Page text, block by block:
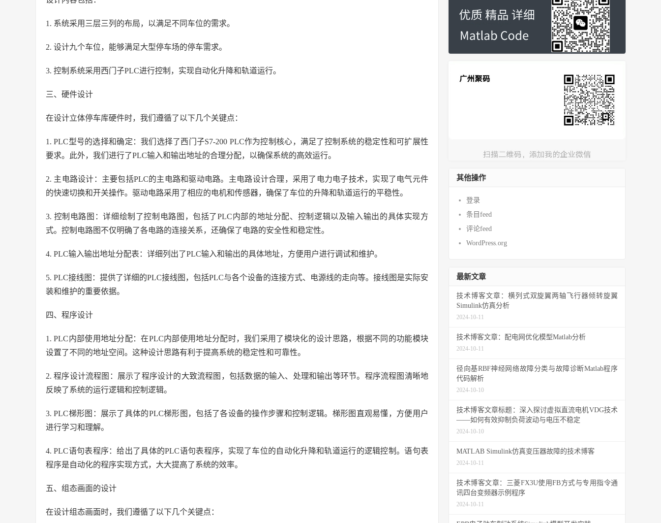
1. 系统采用三层三列的布局，以满足不同车位的需求。
2. 设计九个车位，能够满足大型停车场的停车需求。
3. 控制系统采用西门子PLC进行控制，实现自动化升降和轨道运行。
三、硬件设计
在设计立体停车库硬件时，我们遵循了以下几个关键点：
1. PLC型号的选择和确定：我们选择了西门子S7-200 PLC作为控制核心，满足了控制系统的稳定性和可扩展性
要求。此外，我们进行了PLC输入和输出地址的合理分配，以确保系统的高效运行。
2. 主电路设计：主要包括PLC的主电路和驱动电路。主电路设计合理，采用了电力电子技术，实现了电气元件
的快速切换和开关操作。驱动电路采用了相应的电机和传感器，确保了车位的升降和轨道运行的平稳性。
3. 控制电路图：详细绘制了控制电路图，包括了PLC内部的地址分配、控制逻辑以及输入输出的具体实现方
式。控制电路图不仅明确了各电路的连接关系，还确保了电路的安全性和稳定性。
4. PLC输入输出地址分配表：详细列出了PLC输入和输出的具体地址，方便用户进行调试和维护。
5. PLC接线图：提供了详细的PLC接线图，包括PLC与各个设备的连接方式、电源线的走向等。接线图是实际安
装和维护的重要依据。
四、程序设计
1. PLC内部使用地址分配：在PLC内部使用地址分配时，我们采用了模块化的设计思路，根据不同的功能模块
设置了不同的地址空间。这种设计思路有利于提高系统的稳定性和可靠性。
2. 程序设计流程图：展示了程序设计的大致流程图，包括数据的输入、处理和输出等环节。程序流程图清晰地
反映了系统的运行逻辑和控制逻辑。
3. PLC梯形图：展示了具体的PLC梯形图，包括了各设备的操作步骤和控制逻辑。梯形图直观易懂，方便用户
进行学习和理解。
4. PLC语句表程序：给出了具体的PLC语句表程序，实现了车位的自动化升降和轨道运行的逻辑控制。语句表
程序是自动化的程序实现方式，大大提高了系统的效率。
五、组态画面的设计
在设计组态画面时，我们遵循了以下几个关键点：
其他操作
登录
条目feed
评论feed
WordPress.org
最新文章
技术博客文章：横列式双旋翼两轴飞行器倾转旋翼
Simulink仿真分析
2024-10-11
技术博客文章：配电网优化模型Matlab分析
2024-10-11
径向基RBF神经网络故障分类与故障诊断Matlab程序
代码解析
2024-10-10
技术博客文章标题：深入探讨虚拟直流电机VDG技术
——如何有效抑制负荷波动与电压不稳定
2024-10-10
MATLAB Simulink仿真变压器故障的技术博客
2024-10-11
技术博客文章：三菱FX3U使用FB方式与专用指令通
讯四台变频器示例程序
2024-10-11